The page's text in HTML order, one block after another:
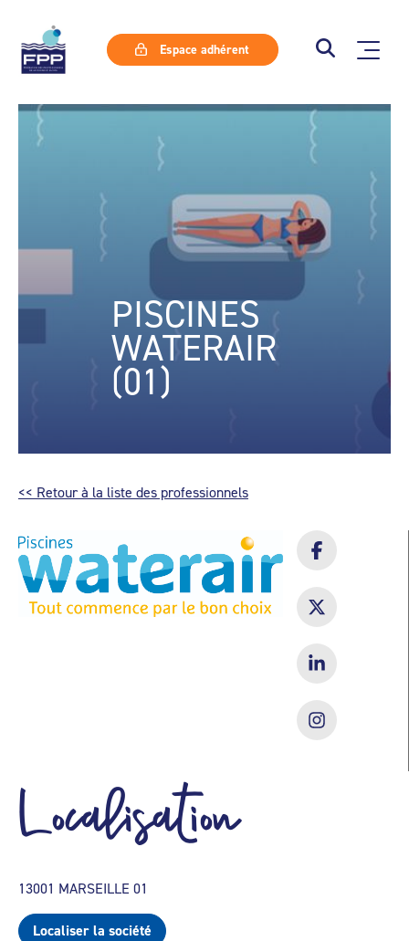
Espace adhérent
PISCINES
WATERAIR
(01)
<< Retour à la liste des professionnels
Localisation
13001 MARSEILLE 01
Localiser la société